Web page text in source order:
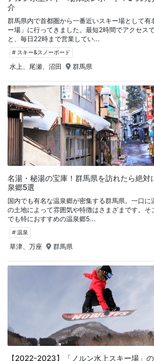
介
群馬県内で首都圏から一番近いスキー場として有
ー場」に行ってきました。最短2時間でアクセス
と、毎日22時まで営業してい...
# スキー&スノーボード
水上、尾瀬、沼田 群馬県
名湯・秘湯の宝庫！群馬県を訪れたら絶対
泉郷5選
国内でも有名な温泉郷が密集する群馬県。一口に
の土地によって雰囲気や特徴はさまざまです。そ
でも特におすすめの温泉郷5...
# 温泉
草津、万座 群馬県
【2022-2023】「ノルン水上スキー場」